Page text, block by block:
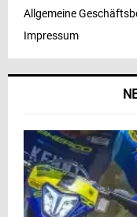
Allgemeine
Impressum